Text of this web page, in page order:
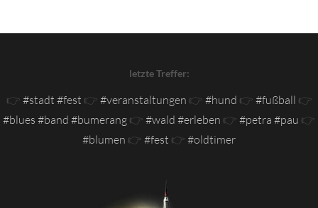
letzte Treffer:
👉 #stadt #fest 👉 #veranstaltungen 👉 #hund 👉 #fußball 👉
#blues #band #bumerang 👉 #wald #erleben 👉 #petra #pau 👉
#blumen 👉 #fest 👉 #oldtimer